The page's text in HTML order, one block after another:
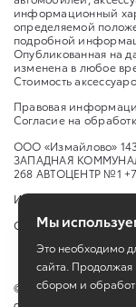
информационный
определяемой
подробной
Опубликованная на
изменена в любое
Стоимость
Правовая
Согласие на
ООО «Измайлово»
ЗАПАДНАЯ
268 АВТОЦЕНТР №1
Изменить настройку
Сбросить cookie
© 2026ООО
Мы
Это необходимо
сайта. Продолжая
сбором и